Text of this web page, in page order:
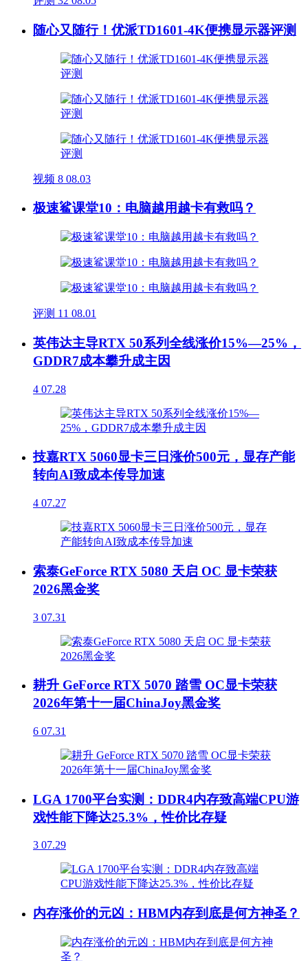
随心又随行！优派TD1601-4K便携显示器评测
视频 8 08.03
极速鲨课堂10：电脑越用越卡有救吗？
评测 11 08.01
英伟达主导RTX 50系列全线涨价15%—25%，
GDDR7成本攀升成主因
4 07.28
技嘉RTX 5060显卡三日涨价500元，显存产能
转向AI致成本传导加速
4 07.27
索泰GeForce RTX 5080 天启 OC 显卡荣获
2026黑金奖
3 07.31
耕升 GeForce RTX 5070 踏雪 OC显卡荣获
2026年第十一届ChinaJoy黑金奖
6 07.31
LGA 1700平台实测：DDR4内存致高端CPU游
戏性能下降达25.3%，性价比存疑
3 07.29
内存涨价的元凶：HBM内存到底是何方神圣？